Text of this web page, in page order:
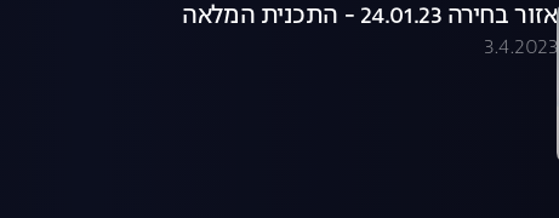
אזור בחירה 24.01.23 - התכנית המלאה
3.4.2023